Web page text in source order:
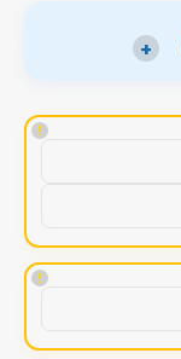
+
!
!